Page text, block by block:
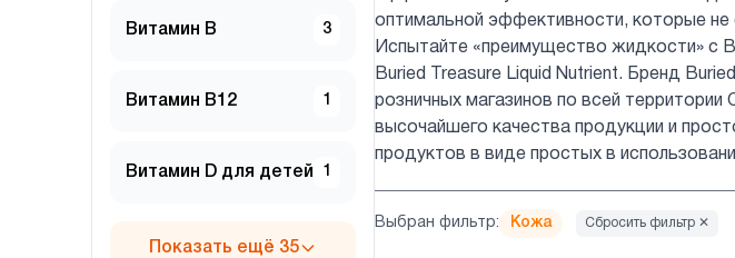
Витамин B 3
Витамин B12 1
Витамин D для детей 1
Показать ещё 35
оптимальной эффективности, которые
Испытайте «преимущество жидкости» с
Buried Treasure Liquid Nutrient. Бренд
розничных магазинов по всей
высочайшего качества продукции и
продуктов в виде простых в
Выбран фильтр: Кожа Сбросить фильтр ✕